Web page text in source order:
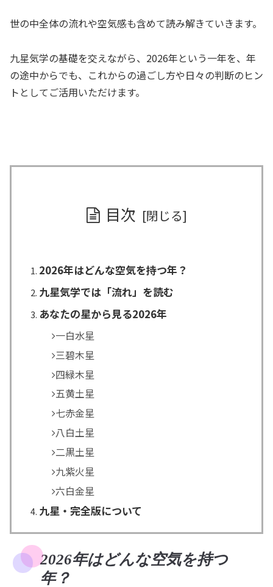
世の中全体の流れや空気感も含めて読み解きていきます。
九星気学の基礎を交えながら、2026年という一年を、年
の途中からでも、これからの過ごし方や日々の判断のヒン
トとしてご活用いただけます。
目次
2026年はどんな空気を持つ年？
九星気学では「流れ」を読む
あなたの星から見る2026年
一白水星
三碧木星
四緑木星
五黄土星
七赤金星
八白土星
二黒土星
九紫火星
六白金星
九星・完全版について
2026年はどんな空気を持つ
年？